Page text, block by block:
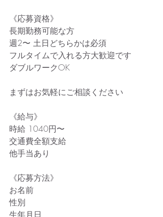
《応募資格》
長期勤務可能な方
週2〜 土日どちらかは必須
フルタイムで入れる方大歓迎です
ダブルワークOK
まずはお気軽にご相談ください
《給与》
時給 1040円〜
交通費全額支給
他手当あり
《応募方法》
お名前
性別
生年月日